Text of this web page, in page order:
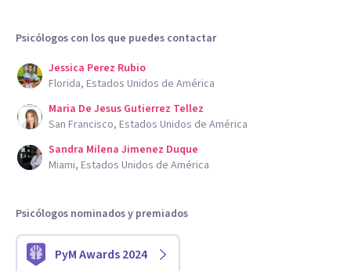
Psicólogos con los que puedes contactar
Jessica Perez Rubio
Florida, Estados Unidos de América
Maria De Jesus Gutierrez Tellez
San Francisco, Estados Unidos de América
Sandra Milena Jimenez Duque
Miami, Estados Unidos de América
Psicólogos nominados y premiados
PyM Awards 2024